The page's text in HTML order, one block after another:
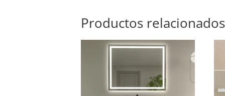
Productos relacionados